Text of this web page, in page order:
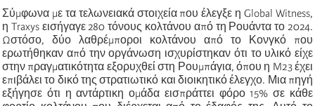
Σύμφωνα με τα τελωνειακά στοιχεία που έλεγξε η Global Witness,
η Traxys εισήγαγε 280 τόνους κολτάνου από τη Ρουάντα το 2024.
Ωστόσο, δύο λαθρέμποροι κολτάνου από το Κονγκό που
ερωτήθηκαν από την οργάνωση ισχυρίστηκαν ότι το υλικό είχε
στην πραγματικότητα εξορυχθεί στη Ρουμπάγια, όπου η M23 έχει
επιβάλει το δικό της στρατιωτικό και διοικητικό έλεγχο. Μια πηγή
εξήγησε ότι η αντάρτικη ομάδα εισπράττει φόρο 15% σε κάθε